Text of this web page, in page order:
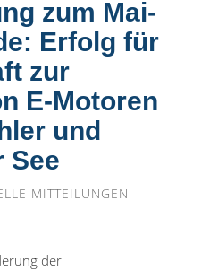
zum Mai-
Erfolg für
zur
E-Motoren
und
See
MITTEILUNGEN
der